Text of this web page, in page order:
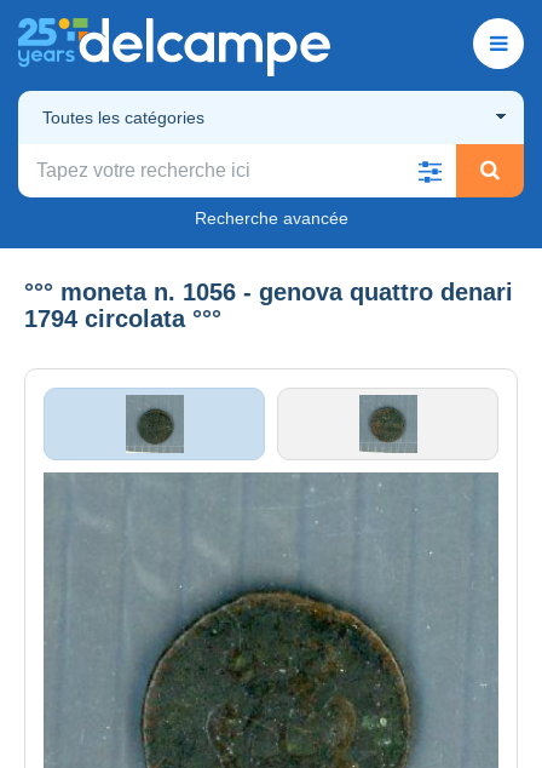
Toutes les catégories
Recherche avancée
°°° moneta n. 1056 - genova quattro denari
1794 circolata °°°